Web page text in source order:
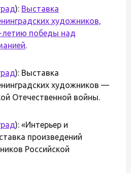
): Выставка
художников,
летию победы над
.
): Выставка
художников —
Отечественной войны.
): «Интерьер и
произведений
Российской